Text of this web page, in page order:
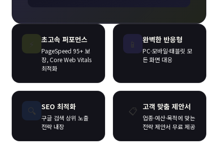
초고속 퍼포먼스
PageSpeed 95+ 보
장, Core Web Vitals
최적화
완벽한 반응형
PC·모바일·태블릿 모
든 화면 대응
🔍 SEO 최적화
구글 검색 상위 노출
전략 내장
📋 고객 맞춤 제안서
업종·예산·목적에 맞는
전략 제안서 무료 제공